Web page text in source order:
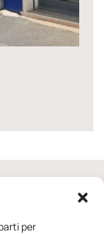
per
Rieti